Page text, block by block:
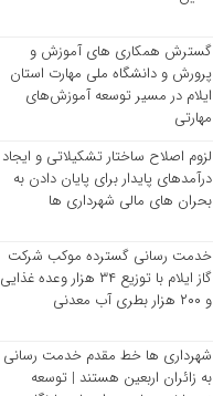
گسترش همکاری‌ های آموزش و
پرورش و دانشگاه ملی مهارت استان
ایلام در مسیر توسعه آموزش‌های
مهارتی
لزوم اصلاح ساختار تشکیلاتی و ایجاد
درآمدهای پایدار برای پایان دادن به
بحران‌ های مالی شهرداری‌ ها
خدمت رسانی گسترده موکب شرکت
گاز ایلام با توزیع ۳۴ هزار وعده غذایی
و ۲۰۰ هزار بطری آب معدنی
شهرداری‌ ها خط مقدم خدمت ‌رسانی
به زائران اربعین هستند | توسعه